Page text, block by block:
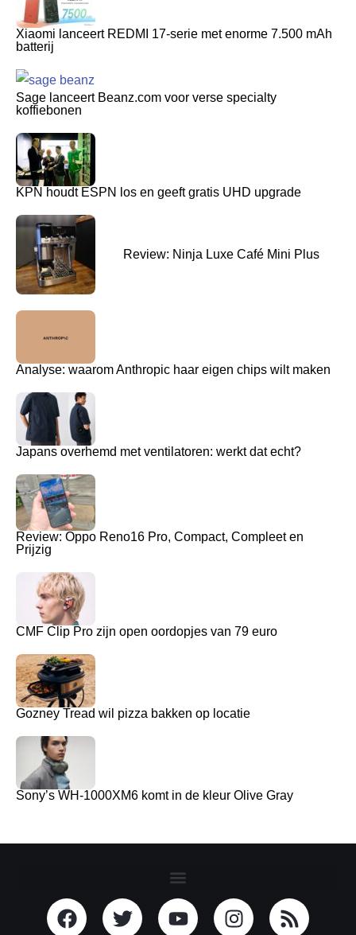
Xiaomi lanceert REDMI 17-serie met enorme 7.500 mAh
batterij
Sage lanceert Beanz.com voor verse specialty
koffiebonen
KPN houdt ESPN los en geeft gratis UHD upgrade
Review: Ninja Luxe Café Mini Plus
Analyse: waarom Anthropic haar eigen chips wilt maken
Japans overhemd met ventilatoren: werkt dat echt?
Review: Oppo Reno16 Pro, Compact, Compleet en
Prijzig
CMF Clip Pro zijn open oordopjes van 79 euro
Gozney Tread wil pizza bakken op locatie
Sony’s WH-1000XM6 komt in de kleur Olive Gray